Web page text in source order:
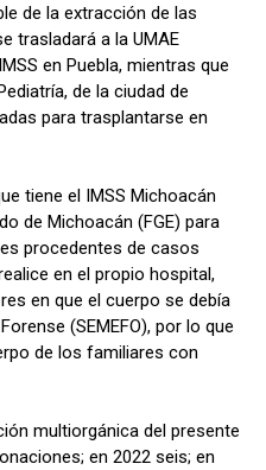
de la extracción de las
trasladará a la UMAE
en Puebla, mientras que
de la ciudad de
para trasplantarse en
tiene el IMSS Michoacán
de Michoacán (FGE) para
procedentes de casos
en el propio hospital,
en que el cuerpo se debía
(SEMEFO), por lo que
de los familiares con
multiorgánica del presente
en 2022 seis; en